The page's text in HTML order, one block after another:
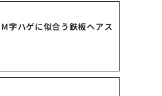
字ハゲに似合う鉄板ヘアス